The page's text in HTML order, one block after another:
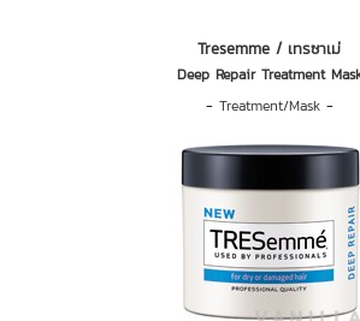
Tresemme / เทรซาเม่
Deep Repair Treatment
- Treatment/Mask-